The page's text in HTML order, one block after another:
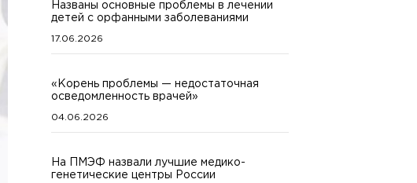
Названы основные проблемы в лечении
детей с орфанными заболеваниями
17.06.2026
«Корень проблемы — недостаточная
осведомленность врачей»
04.06.2026
На ПМЭФ назвали лучшие медико-
генетические центры России